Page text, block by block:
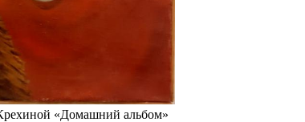
«Домашний альбом»